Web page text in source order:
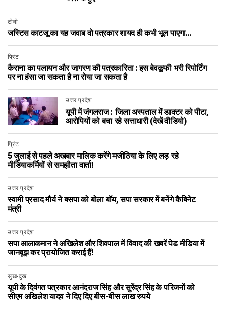
टीवी
जस्टिस काटजू का यह जवाब वो पत्रकार शायद ही कभी भूल पाएगा…
प्रिंट
कैराना का पलायन और जागरण की पत्रकारिता : इस बेवकूफी भरी रिपोर्टिंग
पर ना हंसा जा सकता है ना रोया जा सकता है
उत्तर प्रदेश
यूपी में जंगलराज : जिला अस्पताल में डाक्टर को पीटा,
आरोपियों को बचा रहे सत्ताधारी (देखें वीडियो)
प्रिंट
5 जुलाई से पहले अखबार मालिक करेंगे मजीठिया के लिए लड़ रहे
मीडियाकर्मियों से समझौता वार्ता!
उत्तर प्रदेश
स्वामी प्रसाद मौर्य ने बसपा को बोला बॉय, सपा सरकार में बनेंगे कैबिनेट
मंत्री
उत्तर प्रदेश
सपा आलाकमान ने अखिलेश और शिवपाल में विवाद की खबरें पेड मीडिया में
जानबूझ कर प्रायोजित कराई हैं!
सुख-दुख
यूपी के दिवंगत पत्रकार आनंदराज सिंह और सुरेंद्र सिंह के परिजनों को
सीएम अखिलेश यादव ने दिए दिए बीस-बीस लाख रुपये